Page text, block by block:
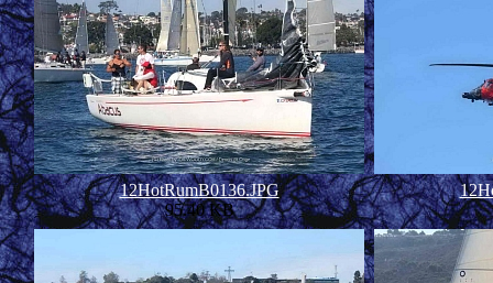
12HotRumB0136.JPG
95.40 KB